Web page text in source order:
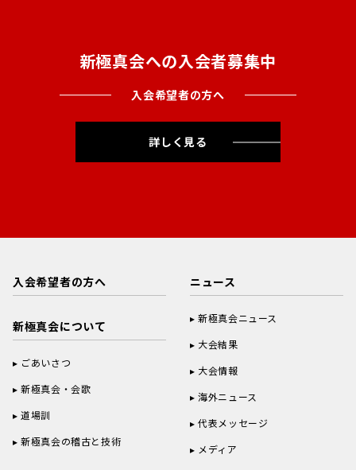
新極真会への入会者募集中
入会希望者の方へ
詳しく見る
入会希望者の方へ
新極真会について
ごあいさつ
新極真会・会歌
道場訓
新極真会の稽古と技術
ニュース
新極真会ニュース
大会結果
大会情報
海外ニュース
代表メッセージ
メディア